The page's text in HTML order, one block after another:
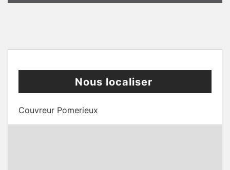
Nous localiser
Couvreur Pomerieux